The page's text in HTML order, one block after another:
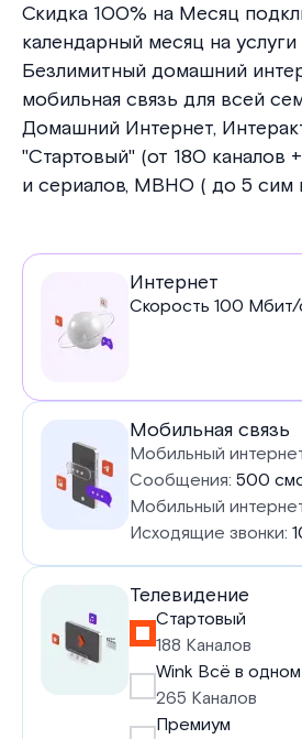
Скидка 100% на Месяц
календарный месяц на
Безлимитный домашний
мобильная связь для всей
Домашний Интернет,
"Стартовый" (от 180
и сериалов, МВНО ( до 5 сим
Услуги
тарифе
Интернет
Скорость 100 Мбит/
Мобильная связь
Мобильный
Сообщения: 500
Мобильный
Исходящие звонки:
Телевидение
Стартовый
188 Каналов
Wink Всё в одном
265 Каналов
Премиум